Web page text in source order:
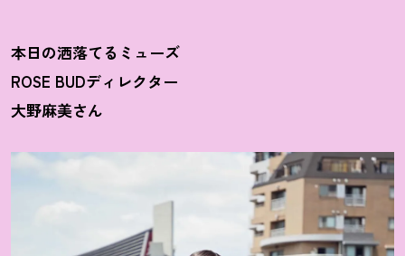
本日の洒落てるミューズ
ROSE BUDディレクター
大野麻美さん